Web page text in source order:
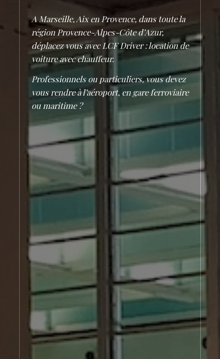
A Marseille, Aix en Provence, dans toute la
région Provence-Alpes-Côte d’Azur,
déplacez vous avec LCF Driver : location de
voiture avec chauffeur.
Professionnels ou particuliers, vous devez
vous rendre à l’aéroport, en gare ferroviaire
ou maritime ?